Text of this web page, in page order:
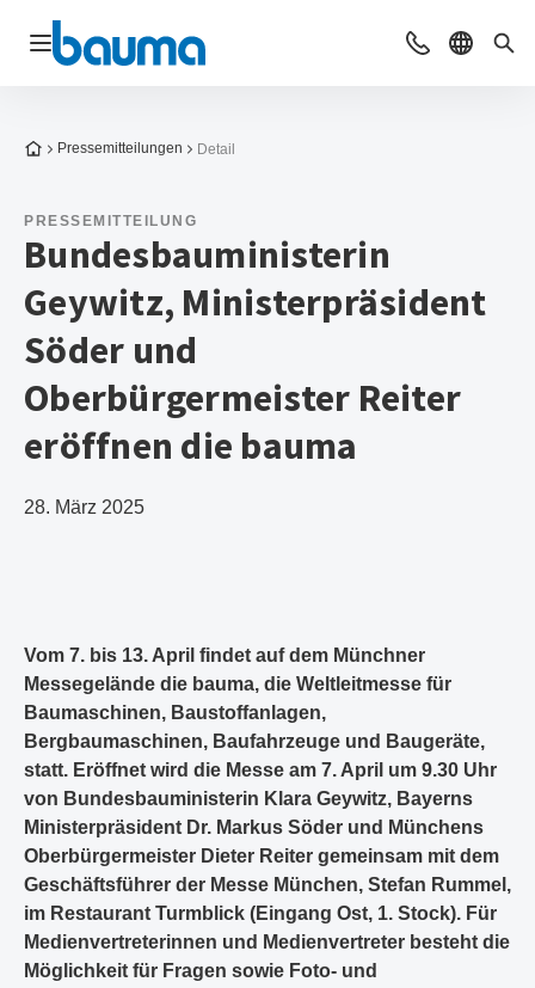
Navigation öffnen Beratung &
Sprache
Zur Startseite
Pressemitteilungen Detail
PRESSEMITTEILUNG
Bundesbauministerin
Geywitz, Ministerpräsident
Söder und
Oberbürgermeister Reiter
eröffnen die bauma
28. März 2025
Vom 7. bis 13. April findet auf dem Münchner
Messegelände die bauma, die Weltleitmesse für
Baumaschinen, Baustoffanlagen,
Bergbaumaschinen, Baufahrzeuge und Baugeräte,
statt. Eröffnet wird die Messe am 7. April um 9.30 Uhr
von Bundesbauministerin Klara Geywitz, Bayerns
Ministerpräsident Dr. Markus Söder und Münchens
Oberbürgermeister Dieter Reiter gemeinsam mit dem
Geschäftsführer der Messe München, Stefan Rummel,
im Restaurant Turmblick (Eingang Ost, 1. Stock). Für
Medienvertreterinnen und Medienvertreter besteht die
Möglichkeit für Fragen sowie Foto- und